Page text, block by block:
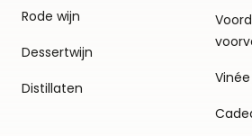
Rode wijn
Dessertwijn
Distillaten